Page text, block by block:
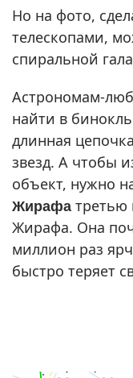
Но на фото,
телескопами,
спиральной
Астрономам-
найти в
длинная
звезд. А чтобы
объект, нужно
Жирафа третью
Жирафа. Она
миллион раз
быстро теряет